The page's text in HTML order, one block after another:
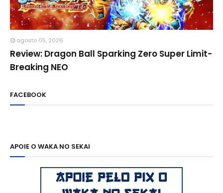
agosto 05, 2026
Review: Dragon Ball Sparking Zero Super Limit-
Breaking NEO
FACEBOOK
APOIE O WAKA NO SEKAI